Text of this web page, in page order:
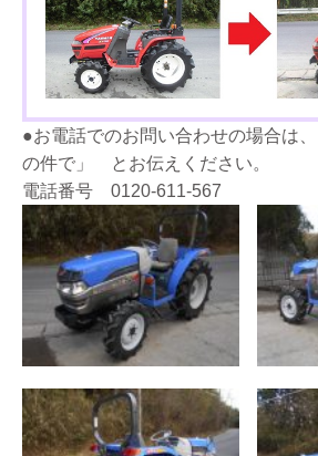
●お電話でのお問い合わせの場合は
の件で」 とお伝えください。
電話番号 0120-611-567